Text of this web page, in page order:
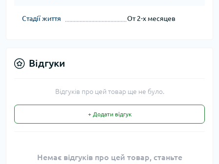
Стадії життя От 2-х месяцев
Відгуки
Відгуків про цей товар ще не було.
+ Додати відгук
Немає відгуків про цей товар, станьте